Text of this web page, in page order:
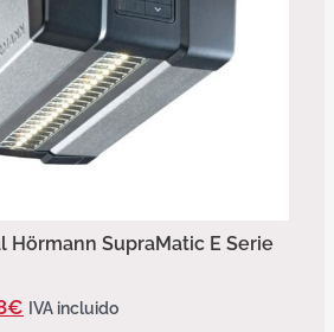
Hörmann SupraMatic E Serie
€ IVA incluido